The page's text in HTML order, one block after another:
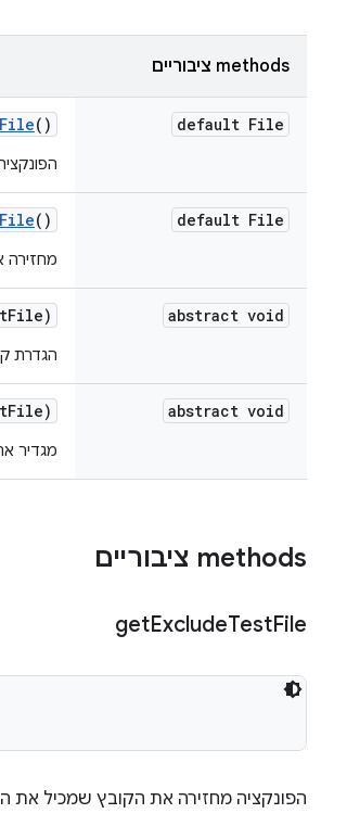
‫methods ציבוריים
default File
File()
default File
File()
מחזירה
abstract void
File)
הגדרת
abstract void
File)
מגדיר
‫methods ציבוריים
getExcludeTestFile
הפונקציה מחזירה את הקובץ שמכיל את